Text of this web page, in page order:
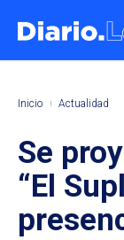
Inicio Actualidad
Se
“El